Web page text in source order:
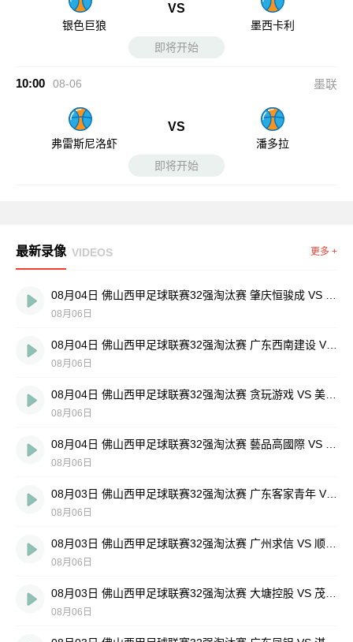
银色巨狼
VS
墨西卡利
即将开始
10:00 08-06 墨联
弗雷斯尼洛虾
VS
潘多拉
即将开始
最新录像 VIDEOS 更多 +
08月06日
08月04日 佛山西甲足球联赛32强淘汰赛 广东西南建设 VS 香港圣徒 全场录像
08月06日
08月06日
08月06日
08月03日 佛山西甲足球联赛32强淘汰赛 广东客家青年 VS 广州英华思力U17 全场录像
08月06日
08月06日
08月06日